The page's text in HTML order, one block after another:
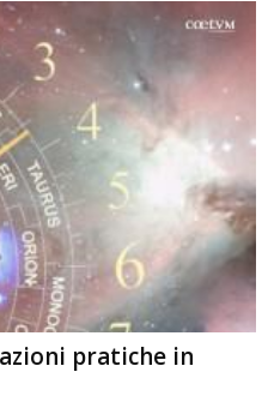
pratiche in